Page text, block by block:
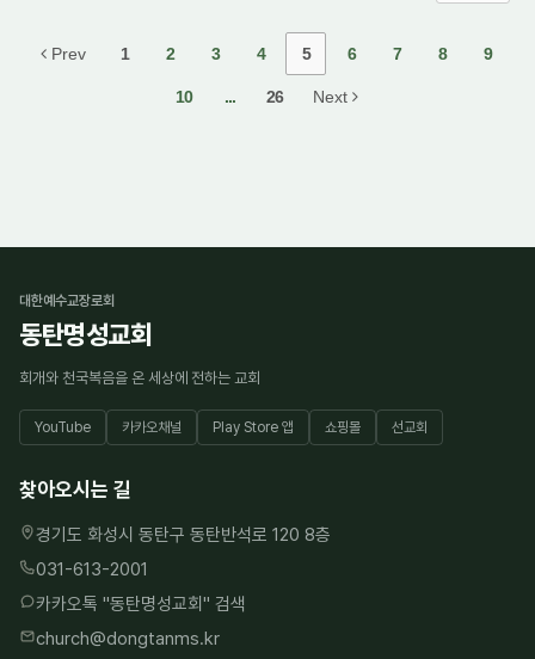
Prev 1 2 3 4 5 6 7 8 9
10 ... 26 Next
대한예수교장로회
동탄명성교회
회개와 천국복음을 온 세상에 전하는 교회
YouTube 카카오채널 Play Store 앱 쇼핑몰 선교회
찾아오시는 길
경기도 화성시 동탄구 동탄반석로 120 8층
031-613-2001
카카오톡 "동탄명성교회" 검색
church@dongtanms.kr